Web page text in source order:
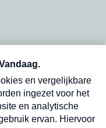
op onze
in
Verzend